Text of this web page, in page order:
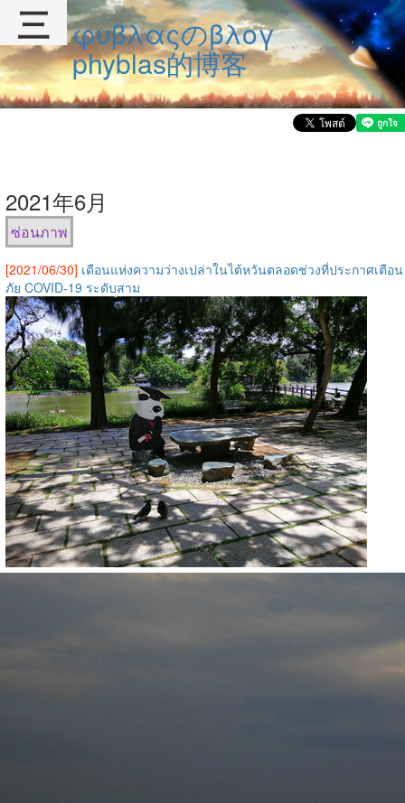
φυβλαςのβλογ
phyblas的博客
2021年6月
ซ่อนภาพ
[2021/06/30] เดือนแห่งความว่างเปล่าในไต้หวันตลอดช่วงที่ประกาศเตือน
ภัย COVID-19 ระดับสาม
三